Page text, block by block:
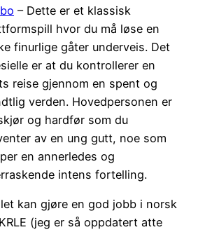
– Dette er et klassisk
hvor du må løse en
finurlige gåter underveis. Det
er at du kontrollerer en
reise gjennom en spent og
verden. Hovedpersonen er
og hardfør som du
av en ung gutt, noe som
en annerledes og
intens fortelling.
kan gjøre en god jobb i norsk
(jeg er så oppdatert atte